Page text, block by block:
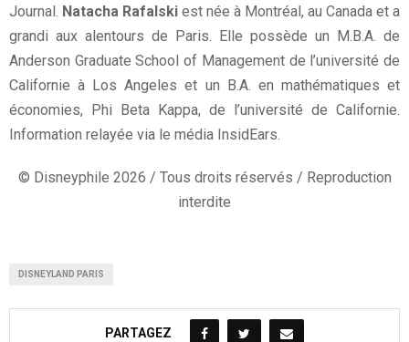
Journal. Natacha Rafalski est née à Montréal, au Canada et a
grandi aux alentours de Paris. Elle possède un M.B.A. de
Anderson Graduate School of Management de l’université de
Californie à Los Angeles et un B.A. en mathématiques et
économies, Phi Beta Kappa, de l’université de Californie.
Information relayée via le média InsidEars.
© Disneyphile 2026 / Tous droits réservés / Reproduction
interdite
DISNEYLAND PARIS
PARTAGEZ